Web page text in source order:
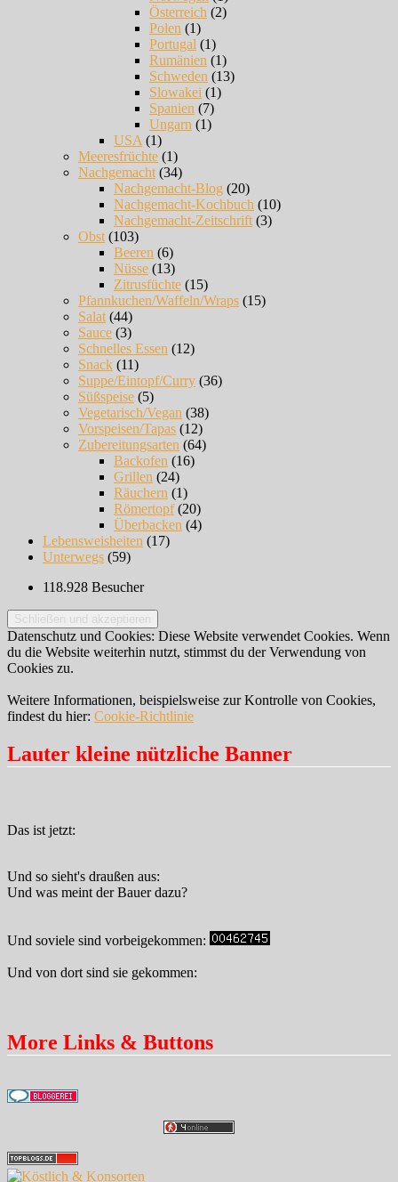
Österreich (2)
Polen (1)
Portugal (1)
Rumänien (1)
Schweden (13)
Slowakei (1)
Spanien (7)
Ungarn (1)
USA (1)
Meeresfrüchte (1)
Nachgemacht (34)
Nachgemacht-Blog (20)
Nachgemacht-Kochbuch (10)
Nachgemacht-Zeitschrift (3)
Obst (103)
Beeren (6)
Nüsse (13)
Zitrusfüchte (15)
Pfannkuchen/Waffeln/Wraps (15)
Salat (44)
Sauce (3)
Schnelles Essen (12)
Snack (11)
Suppe/Eintopf/Curry (36)
Süßspeise (5)
Vegetarisch/Vegan (38)
Vorspeisen/Tapas (12)
Zubereitungsarten (64)
Backofen (16)
Grillen (24)
Räuchern (1)
Römertopf(20)
Überbacken (4)
Lebensweisheiten (17)
Unterwegs (59)
118.928 Besucher
Datenschutz und Cookies: Diese Website verwendet Cookies. Wenn
du die Website weiterhin nutzt, stimmst du der Verwendung von
Cookies zu.
Weitere Informationen, beispielsweise zur Kontrolle von Cookies,
findest du hier: Cookie-Richtlinie
Lauter kleine nützliche Banner
Das ist jetzt:
Und so sieht's draußen aus:
Und was meint der Bauer dazu?
Und soviele sind vorbeigekommen:
Und von dort sind sie gekommen:
More Links & Buttons